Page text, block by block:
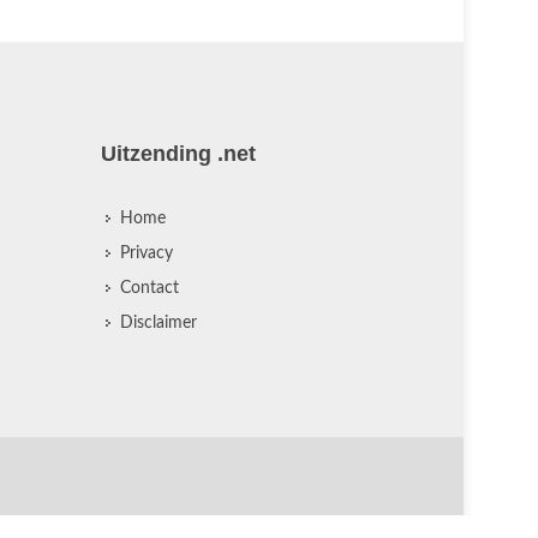
Uitzending .net
Home
Privacy
Contact
Disclaimer